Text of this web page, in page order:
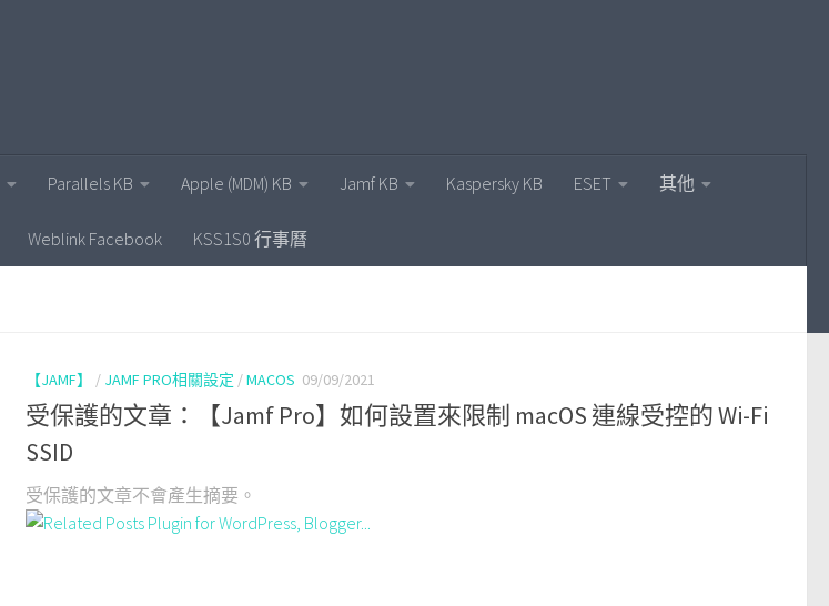
Parallels KB Apple (MDM) KB Jamf KB Kaspersky KB ESET 其他
Weblink Facebook KSS1S0 行事曆
【JAMF】 / JAMF PRO相關設定 /MACOS 09/09/2021
受保護的文章：【Jamf Pro】如何設置來限制 macOS 連線受控的 Wi-Fi
SSID
受保護的文章不會產生摘要。